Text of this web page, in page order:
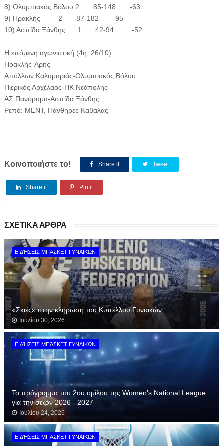
8) Ολυμπιακός Βόλου 2 85-148 -63
9) Ηρακλής 2 87-182 -95
10) Ασπίδα Ξάνθης 1 42-94 -52
Η επόμενη αγωνιστική (4η, 26/10)
Ηρακλής-Αρης
Απόλλων Καλαμαριάς-Ολυμπιακός Βόλου
Πιερικός Αρχέλαος-ΠΚ Νεάπολης
ΑΣ Πανόραμα-Ασπίδα Ξάνθης
Ρεπό: ΜΕΝΤ, Πάνθηρες Καβάλας
Κοινοποιήστε το! Share it Tweet
Share it Pin it
ΣΧΕΤΙΚΑ ΑΡΘΡΑ
ΕΙΔΉΣΕΙΣ ΜΠΆΣΚΕΤ ΓΥΝΑΙΚΏΝ
«Σκιές» στην κλήρωση του Κυπέλλου Γυναικών
Ιουλίου 30, 2026
ΕΙΔΉΣΕΙΣ ΜΠΆΣΚΕΤ ΓΥΝΑΙΚΏΝ
Το πρόγραμμα του 2ου ομίλου της Women’s National League
για την σεζόν 2026 - 2027
Ιουλίου 24, 2026
ΕΙΔΉΣΕΙΣ ΜΠΆΣΚΕΤ ΓΥΝΑΙΚΏΝ